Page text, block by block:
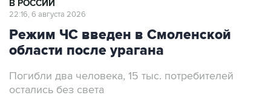
Режим ЧС введен в Смоленской
области после урагана
Погибли два человека, 15 тыс. потребителей
Москва. 6 августа. INTERFAX.RU - Власти